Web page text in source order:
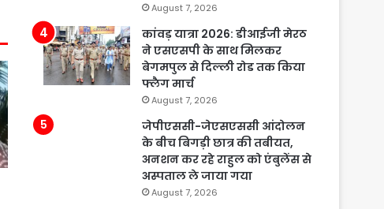
August 7, 2026
कांवड़ यात्रा 2026: डीआईजी मेरठ
ने एसएसपी के साथ मिलकर
बेगमपुल से दिल्ली रोड तक किया
फ्लैग मार्च
August 7, 2026
जेपीएससी-जेएसएससी आंदोलन
के बीच बिगड़ी छात्र की तबीयत,
अनशन कर रहे राहुल को एंबुलेंस से
अस्पताल ले जाया गया
August 7, 2026